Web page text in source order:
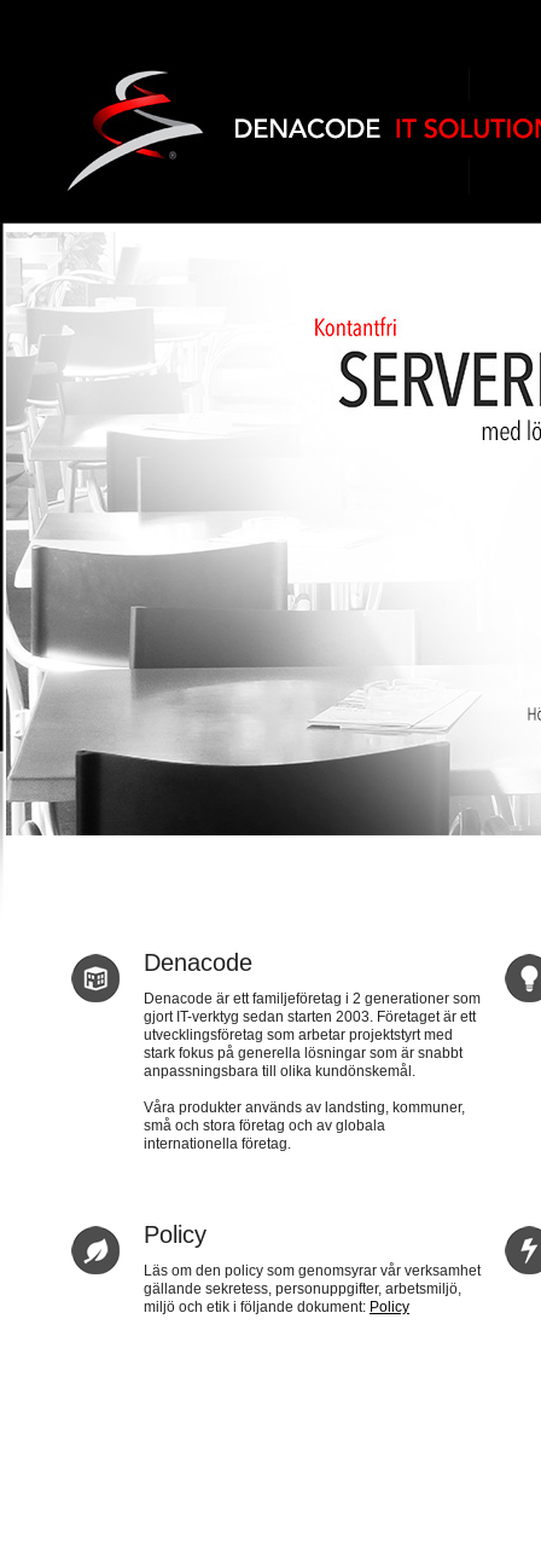
Denacode
Denacode är ett familjeföretag i 2 generationer som
gjort IT-verktyg sedan starten 2003. Företaget är ett
utvecklingsföretag som arbetar projektstyrt med
stark fokus på generella lösningar som är snabbt
anpassningsbara till olika kundönskemål.
Våra produkter används av landsting, kommuner,
små och stora företag och av globala
internationella företag.
Policy
Läs om den policy som genomsyrar vår verksamhet
gällande sekretess, personuppgifter, arbetsmiljö,
miljö och etik i följande dokument: Policy